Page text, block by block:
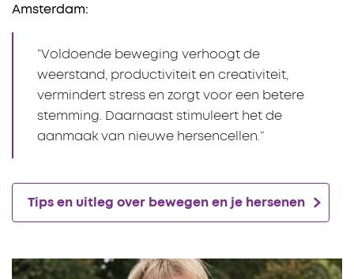
Amsterdam:
“Voldoende beweging verhoogt de
weerstand, productiviteit en creativiteit,
vermindert stress en zorgt voor een betere
stemming. Daarnaast stimuleert het de
aanmaak van nieuwe hersencellen.”
Tips en uitleg over bewegen en je hersenen